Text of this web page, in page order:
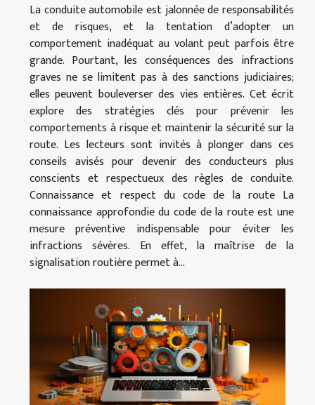
La conduite automobile est jalonnée de responsabilités
et de risques, et la tentation d’adopter un
comportement inadéquat au volant peut parfois être
grande. Pourtant, les conséquences des infractions
graves ne se limitent pas à des sanctions judiciaires;
elles peuvent bouleverser des vies entières. Cet écrit
explore des stratégies clés pour prévenir les
comportements à risque et maintenir la sécurité sur la
route. Les lecteurs sont invités à plonger dans ces
conseils avisés pour devenir des conducteurs plus
conscients et respectueux des règles de conduite.
Connaissance et respect du code de la route La
connaissance approfondie du code de la route est une
mesure préventive indispensable pour éviter les
infractions sévères. En effet, la maîtrise de la
signalisation routière permet à...